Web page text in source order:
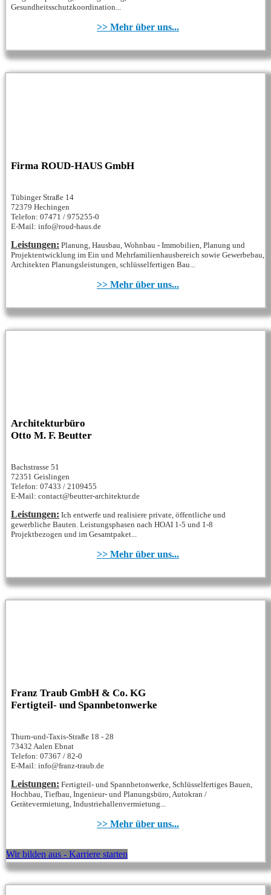
Gesundheitsschutzkoordination...
>> Mehr über uns...
Firma ROUD-HAUS GmbH
Tübinger Straße 14
72379 Hechingen
Telefon: 07471 / 975255-0
E-Mail: info@roud-haus.de
Leistungen: Planung, Hausbau, Wohnbau - Immobilien, Planung und
Projektentwicklung im Ein und Mehrfamilienhausbereich sowie Gewerbebau,
Architekten Planungsleistungen, schlüsselfertigen Bau...
>> Mehr über uns...
Architekturbüro
Otto M. F. Beutter
Bachstrasse 51
72351 Geislingen
Telefon: 07433 / 2109455
E-Mail: contact@beutter-architektur.de
Leistungen: Ich entwerfe und realisiere private, öffentliche und
gewerbliche Bauten. Leistungsphasen nach HOAI 1-5 und 1-8
Projektbezogen und im Gesamtpaket...
>> Mehr über uns...
Franz Traub GmbH & Co. KG
Fertigteil- und Spannbetonwerke
Thurn-und-Taxis-Straße 18 - 28
73432 Aalen Ebnat
Telefon: 07367 / 82-0
E-Mail: info@franz-traub.de
Leistungen: Fertigteil- und Spannbetonwerke, Schlüsselfertiges Bauen,
Hochbau, Tiefbau, Ingenieur- und Planungsbüro, Autokran /
Gerätevermietung, Industriehallenvermietung...
>> Mehr über uns...
Wir bilden aus - Karriere starten